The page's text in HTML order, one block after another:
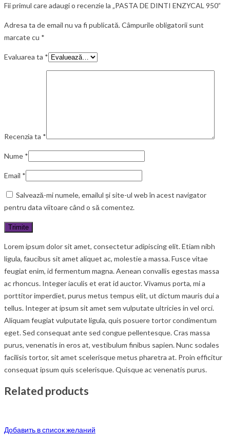
Fii primul care adaugi o recenzie la „PASTA DE DINTI ENZYCAL 950”
Adresa ta de email nu va fi publicată.Câmpurile obligatorii sunt
marcate cu *
Evaluarea ta *
Recenzia ta *
Nume *
Email *
Salvează-mi numele, emailul și site-ul web în acest navigator
pentru data viitoare când o să comentez.
Lorem ipsum dolor sit amet, consectetur adipiscing elit. Etiam nibh
ligula, faucibus sit amet aliquet ac, molestie a massa. Fusce vitae
feugiat enim, id fermentum magna. Aenean convallis egestas massa
ac rhoncus. Integer iaculis et erat id auctor. Vivamus porta, mi a
porttitor imperdiet, purus metus tempus elit, ut dictum mauris dui a
tellus. Integer at ipsum sit amet sem vulputate ultricies in vel orci.
Aliquam feugiat vulputate ligula, quis posuere tortor condimentum
eget. Sed consequat ante sed congue pellentesque. Cras massa
purus, venenatis in eros at, vestibulum finibus sapien. Nunc sodales
facilisis tortor, sit amet scelerisque metus pharetra at. Proin efficitur
consequat ipsum quis scelerisque. Quisque ac venenatis purus.
Related products
Добавить в список желаний